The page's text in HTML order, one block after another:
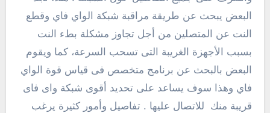
البعض يبحث عن طريقة مراقبة شبكة الواي فاي وقطع
النت عن المتصلين من أجل تجاوز مشكلة بطء النت
بسبب الأجهزة الغريبة التى تسحب السرعة، كما ويقوم
البعض بالبحث عن برنامج متخصص فى قياس قوة الواي
فاي وهذا سوف يساعد على تحديد أقوى شبكة واى فاى
قريبة منك للاتصال عليها . تفاصيل وأمور كثيرة يرغب